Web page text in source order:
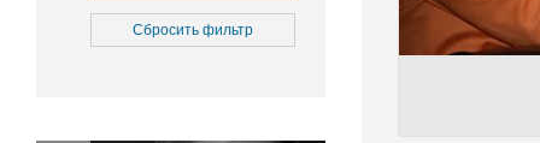
Медицина
Сбросить фильтр